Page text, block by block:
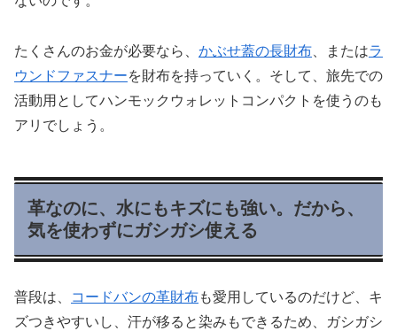
たくさんのお金が必要なら、 かぶせ蓋の長財布 、またはラ
ウンドファスナーを財布を持っていく。そして、旅先での
活動用としてハンモックウォレットコンパクトを使うのも
アリでしょう。
革なのに、水にもキズにも強い。だから、
気を使わずにガシガシ使える
普段は、 コードバンの革財布も愛用しているのだけど、キ
ズつきやすいし、汗が移ると染みもできるため、ガシガシ